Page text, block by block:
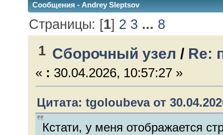
Сообщения - Andrey Sleptsov
Страницы: [1] 2 3 ... 8
1 Сборочный узел / Re:
« : 30.04.2026, 10:57:27 »
Цитата: tgoloubeva от
Кстати, у меня отображается